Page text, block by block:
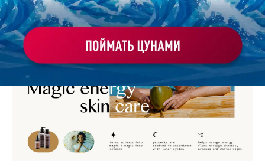
Работа
студента
ХОЧУ ЗАКАЗАТЬ ТАКУЮ ПРЕЗЕНТАЦИЮ